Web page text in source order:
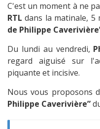
C'est un moment à ne
RTL dans la matinale, 5
de Philippe
Du lundi au vendredi,
regard aiguisé sur
piquante et incisive.
Nous vous proposons
Philippe Caverivière”